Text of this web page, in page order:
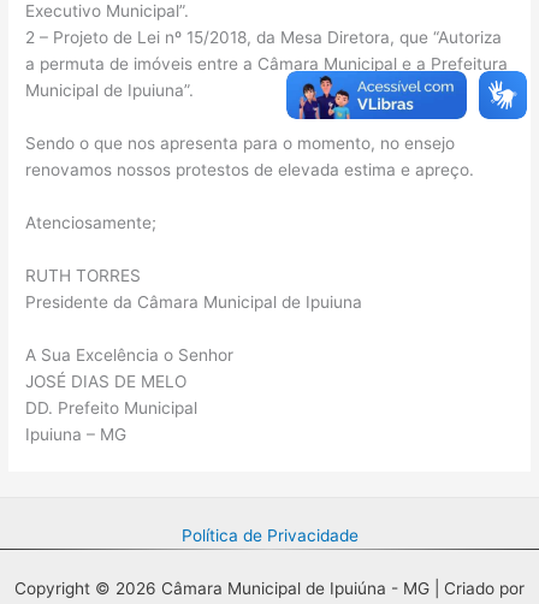
Executivo Municipal”.
2 – Projeto de Lei nº 15/2018, da Mesa Diretora, que “Autoriza
a permuta de imóveis entre a Câmara Municipal e a Prefeitura
Municipal de Ipuiuna”.
Sendo o que nos apresenta para o momento, no ensejo
renovamos nossos protestos de elevada estima e apreço.
Atenciosamente;
RUTH TORRES
Presidente da Câmara Municipal de Ipuiuna
A Sua Excelência o Senhor
JOSÉ DIAS DE MELO
DD. Prefeito Municipal
Ipuiuna – MG
Política de Privacidade
Copyright © 2026 Câmara Municipal de Ipuiúna - MG | Criado por